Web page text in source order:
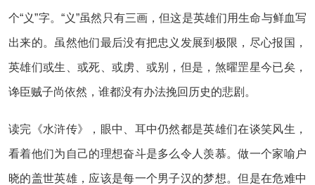
个“义”字。“义”虽然只有三画，但这是英雄们用生命与鲜血写
出来的。虽然他们最后没有把忠义发展到极限，尽心报国，
英雄们或生、或死、或虏、或别，但是，煞曜罡星今已矣，
谗臣贼子尚依然，谁都没有办法挽回历史的悲剧。
读完《水浒传》，眼中、耳中仍然都是英雄们在谈笑风生，
看着他们为自己的理想奋斗是多么令人羡慕。做一个家喻户
晓的盖世英雄，应该是每一个男子汉的梦想。但是在危难中